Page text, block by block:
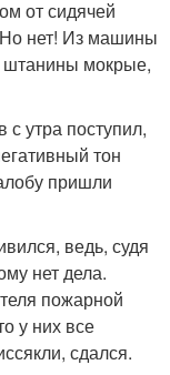
от сидячей
нет! Из машины
штанины мокрые,
утра поступил,
тон
пришли
ведь, судя
нет дела.
пожарной
у них все
сдался.